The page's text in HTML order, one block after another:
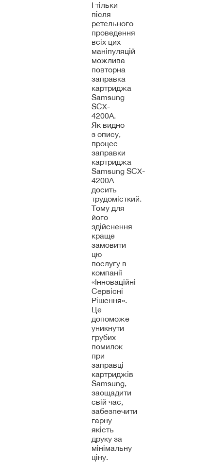
І тільки
після
ретельного
проведення
всіх цих
маніпуляцій
можлива
повторна
заправка
картриджа
Samsung
SCX-
4200A.
Як видно
з опису,
процес
заправки
картриджа
Samsung SCX-
4200A
досить
трудомісткий.
Тому для
його
здійснення
краще
замовити
цю
послугу в
компанії
«Інноваційні
Сервісні
Рішення».
Це
допоможе
уникнути
грубих
помилок
при
заправці
картриджів
Samsung,
заощадити
свій час,
забезпечити
гарну
якість
друку за
мінімальну
ціну.